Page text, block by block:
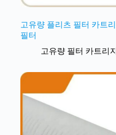
고유량 플리츠 필터 카트
필터
고유량 필터 카트리지